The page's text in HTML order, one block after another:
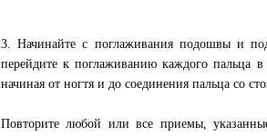
3. Начинайте с поглаживания подошвы и
перейдите к поглаживанию каждого пальца
начиная от ногтя и до соединения пальца со
Повторите любой или все приемы,